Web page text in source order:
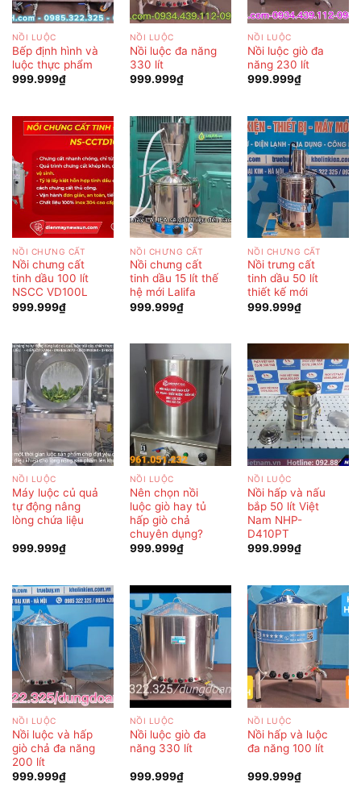
NỒI LUỘC
Bếp định hình và
luộc thực phẩm
999.999₫
NỒI LUỘC
Nồi luộc đa năng
330 lít
999.999₫
NỒI LUỘC
Nồi luộc giò đa
năng 230 lít
999.999₫
NỒI CHƯNG CẤT
Nồi chưng cất
tinh dầu 100 lít
NSCC VD100L
999.999₫
NỒI CHƯNG CẤT
Nồi chưng cất
tinh dầu 15 lít thế
hệ mới Lalifa
999.999₫
NỒI CHƯNG CẤT
Nồi trưng cất
tinh dầu 50 lít
thiết kế mới
999.999₫
NỒI LUỘC
Máy luộc củ quả
tự động nâng
lòng chứa liệu
999.999₫
NỒI LUỘC
Nên chọn nồi
luộc giò hay tủ
hấp giò chả
chuyên dụng?
999.999₫
NỒI LUỘC
Nồi hấp và nấu
bắp 50 lít Việt
Nam NHP-
D410PT
999.999₫
NỒI LUỘC
Nồi luộc và hấp
giò chả đa năng
200 lít
999.999₫
NỒI LUỘC
Nồi luộc giò đa
năng 330 lít
999.999₫
NỒI LUỘC
Nồi hấp và luộc
đa năng 100 lít
999.999₫